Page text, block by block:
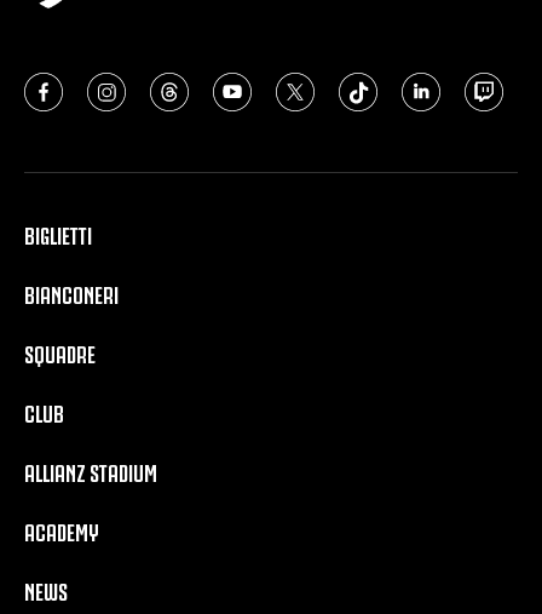
BIGLIETTI
BIANCONERI
SQUADRE
CLUB
ALLIANZ STADIUM
ACADEMY
NEWS